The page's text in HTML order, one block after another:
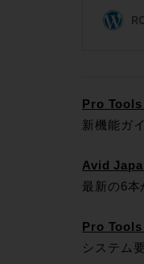
Pro Tools
新機能ガ
Avid
最新の6本
Pro Tools
システム